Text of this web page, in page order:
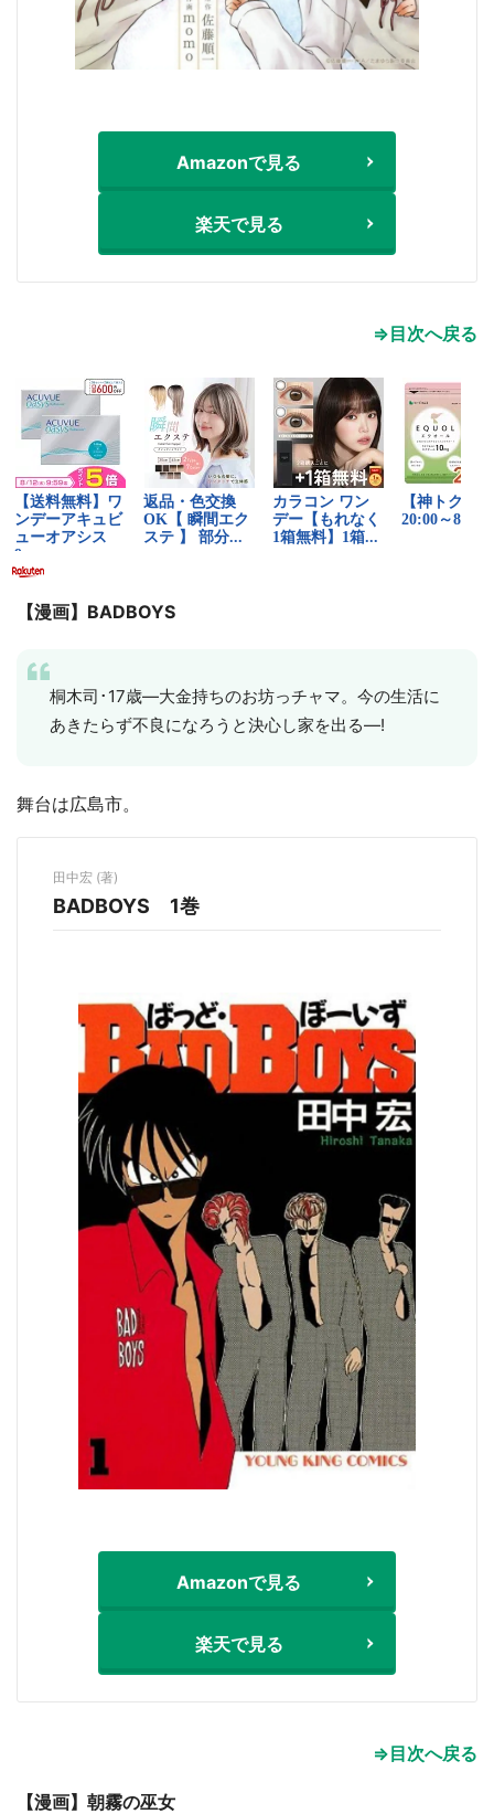
Amazonで見る
楽天で見る
⇒目次へ戻る
【漫画】BADBOYS
桐木司･17歳―大金持ちのお坊っチャマ。今の生活に
あきたらず不良になろうと決心し家を出る―!
舞台は広島市。
田中宏 (著)
BADBOYS 1巻
Amazonで見る
楽天で見る
⇒目次へ戻る
【漫画】朝霧の巫女